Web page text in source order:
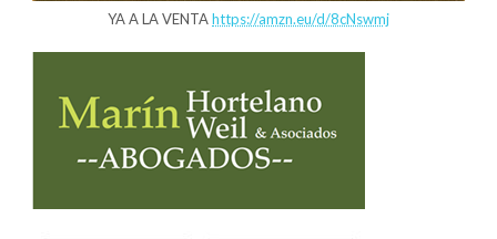
YA A LA VENTAhttps://amzn.eu/d/8cNswmj